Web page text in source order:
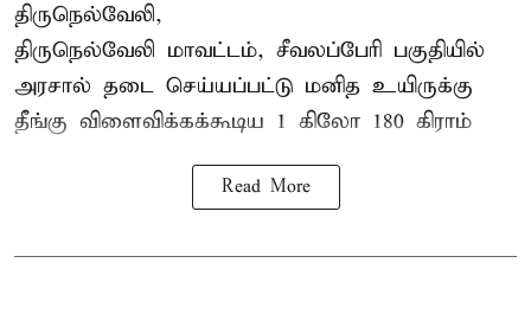
திருநெல்வேலி,
திருநெல்வேலி மாவட்டம், சீவலப்பேரி பகுதியில்
அரசால் தடை செய்யப்பட்டு மனித உயிருக்கு
தீங்கு விளைவிக்கக்கூடிய 1 கிலோ 180 கிராம்
Read More